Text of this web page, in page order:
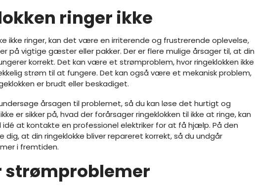
ringer ikke
ikke ringer, kan det være en irriterende og frustrerende oplevelse,
på vigtige gæster eller pakker. Der er flere mulige årsager til, at din
korrekt. Det kan være et strømproblem, hvor ringeklokken ikke
strøm til at fungere. Det kan også være et mekanisk problem,
er brudt eller beskadiget.
årsagen til problemet, så du kan løse det hurtigt og
er sikker på, hvad der forårsager ringeklokken til ikke at ringe, kan
at kontakte en professionel elektriker for at få hjælp. På den
dig, at din ringeklokke bliver repareret korrekt, så du undgår
i fremtiden.
strømproblemer